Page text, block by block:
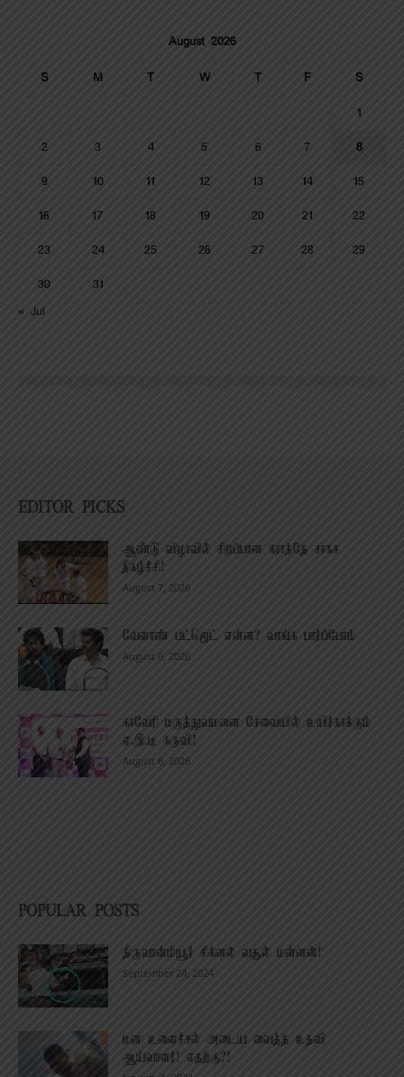
August 2026
S M T W T F S
1
2 3 4 5 6 7 8
9 10 11 12 13 14 15
16 17 18 19 20 21 22
23 24 25 26 27 28 29
30
31
« Jul
EDITOR PICKS
ஆண்டு விழாவில் சிறப்பான கராத்தே சாகச
நிகழ்ச்சி!
August 7, 2026
வேளாண் பட்ஜெட் என்ன? வாங்க பார்ப்போம்
August 6, 2026
காவேரி மருத்துவமனை சேவையில் உயிர்காக்கும்
ஏ.இ.டி கருவி!
August 6, 2026
POPULAR POSTS
திருவான்மியூர் சிக்னல் வசூல் மன்னன்!
September 24, 2024
மன உளைச்சல் அடைய வைத்த உதவி
ஆய்வாளர்! எதற்கு?!